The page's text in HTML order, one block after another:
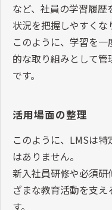
など、社員の学習履
状況を把握しやすくな
このように、学習を
的な取り組みとして
です。
活用場面の整理
このように、LMSは
はありません。
新入社員研修や必須研
ざまな教育活動を支
す。